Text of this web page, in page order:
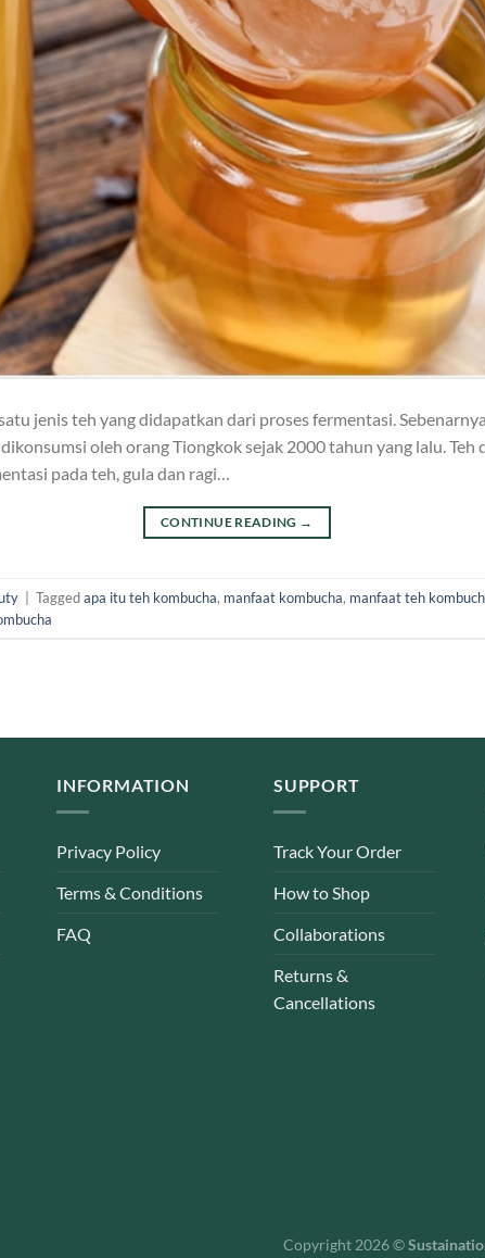
jenis teh yang didapatkan dari proses fermentasi.
oleh orang Tiongkok sejak 2000 tahun yang lalu. Teh
pada teh, gula dan ragi…
CONTINUE READING →
Taggedapa itu teh kombucha, manfaat kombucha, manfaat teh
INFORMATION
Privacy Policy
Terms & Conditions
FAQ
SUPPORT
Track Your Order
How to Shop
Collaborations
Returns &
Cancellations
Copyright 2026 ©